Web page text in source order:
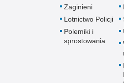
Zaginieni
Lotnictwo Policji
Polemiki i
sprostowania